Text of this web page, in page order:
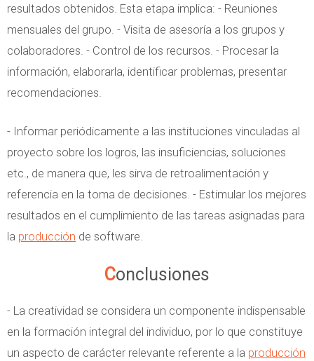
resultados obtenidos. Esta etapa implica: - Reuniones
mensuales del grupo. - Visita de asesoría a los grupos y
colaboradores. - Control de los recursos. - Procesar la
información, elaborarla, identificar problemas, presentar
recomendaciones.
- Informar periódicamente a las instituciones vinculadas al
proyecto sobre los logros, las insuficiencias, soluciones
etc., de manera que, les sirva de retroalimentación y
referencia en la toma de decisiones. - Estimular los mejores
resultados en el cumplimiento de las tareas asignadas para
la producción de software.
Conclusiones
- La creatividad se considera un componente indispensable
en la formación integral del individuo, por lo que constituye
un aspecto de carácter relevante referente a la producción